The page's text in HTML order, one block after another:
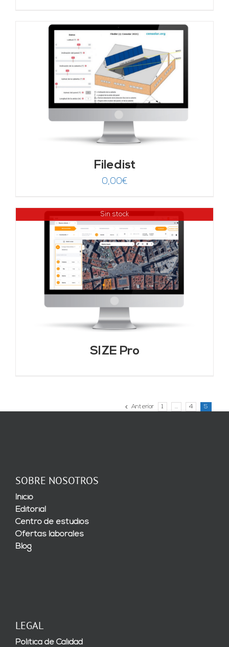
Filedist
0,00€
Sin stock
SIZE Pro
Anterior 1 … 4 5
SOBRE NOSOTROS
Inicio
Editorial
Centro de estudios
Ofertas laborales
Blog
LEGAL
Política de Calidad